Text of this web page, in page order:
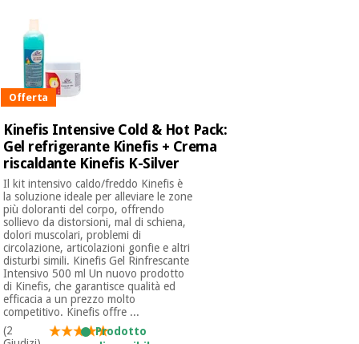
Offerta
Kinefis Intensive Cold & Hot Pack:
Gel refrigerante Kinefis + Crema
riscaldante Kinefis K-Silver
Il kit intensivo caldo/freddo Kinefis è
la soluzione ideale per alleviare le zone
più doloranti del corpo, offrendo
sollievo da distorsioni, mal di schiena,
dolori muscolari, problemi di
circolazione, articolazioni gonfie e altri
disturbi simili. Kinefis Gel Rinfrescante
Intensivo 500 ml Un nuovo prodotto
di Kinefis, che garantisce qualità ed
efficacia a un prezzo molto
competitivo. Kinefis offre ...
(2
Prodotto